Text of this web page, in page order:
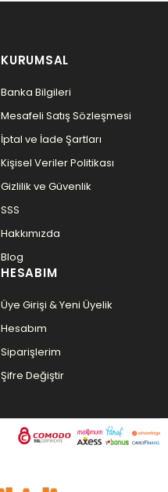
KURUMSAL
Banka Bilgileri
Mesafeli Satış Sözleşmesi
İptal ve İade Şartları
Kişisel Veriler Politikası
Gizlilik ve Güvenlik
SSS
Hakkımızda
Blog
HESABIM
Üye Girişi & Yeni Üyelik
Hesabım
Siparişlerim
Şifre Değiştir